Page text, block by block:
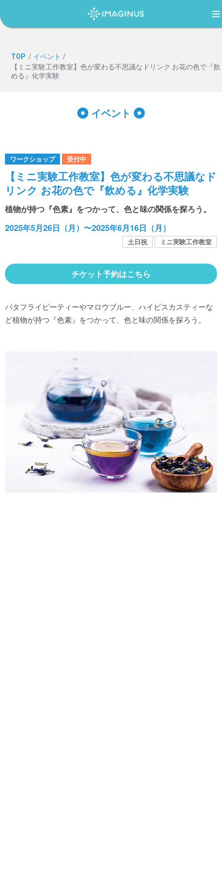
TOP
利用案内・アクセス
過ごし方ガイド
イベント
館内MAP
お問い合わせ
個人情報保護方針
サイトポリシー
TOP / イベント /
【ミニ実験工作教室】色が変わる不思議なドリンク お花の色で『飲
める』化学実験
イベント
ワークショップ 受付中
【ミニ実験工作教室】色が変わる不思議なド
リンク お花の色で『飲める』化学実験
植物が持つ『色素』をつかって、色と味の関係を探ろう。
2025年5月26日（月）〜2025年6月16日（月）
土日祝 ミニ実験工作教室
チケット予約はこちら
バタフライピーティーやマロウブルー、ハイビスカスティーな
ど植物が持つ『色素』をつかって、色と味の関係を探ろう。